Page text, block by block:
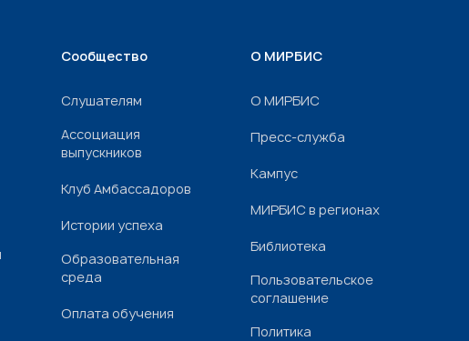
Сообщество
Слушателям
Ассоциация
выпускников
Клуб Амбассадоров
Истории успеха
Образовательная
среда
Оплата обучения
О МИРБИС
О МИРБИС
Пресс-служба
Кампус
МИРБИС в регионах
Библиотека
Пользовательское
соглашение
Политика